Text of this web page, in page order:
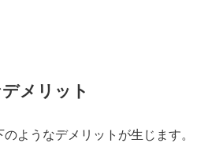
メリット
ようなデメリットが生じます。